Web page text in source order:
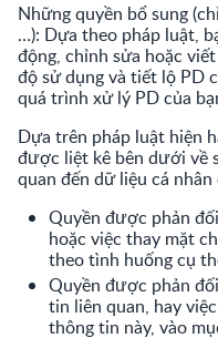
Những quyền bổ sung
…): Dựa theo pháp luật,
động, chỉnh sửa hoặc
độ sử dụng và tiết lộ PD
quá trình xử lý PD của
Dựa trên pháp luật hiện
được liệt kê bên dưới về
quan đến dữ liệu cá nhân
Quyền được phản
hoặc việc thay mặt
theo tình huống cụ
Quyền được phản
tin liên quan, hay
thông tin này, vào